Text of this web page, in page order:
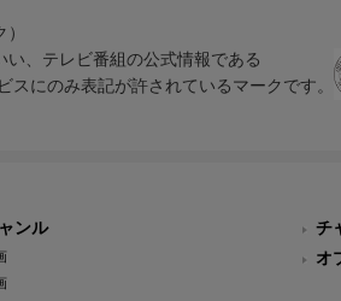
い、テレビ番組の公式情報である
スにのみ表記が許されているマークです。
ンル
チ
オ